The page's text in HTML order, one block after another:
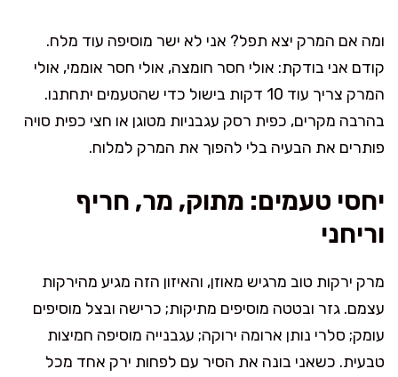
ומה אם המרק יצא תפל? אני לא ישר מוסיפה עוד מלח.
קודם אני בודקת: אולי חסר חומצה, אולי חסר אוממי, אולי
המרק צריך עוד 10 דקות בישול כדי שהטעמים יתחתנו.
בהרבה מקרים, כפית רסק עגבניות מטוגן או חצי כפית סויה
פותרים את הבעיה בלי להפוך את המרק למלוח.
יחסי טעמים: מתוק, מר, חריף
וריחני
מרק ירקות טוב מרגיש מאוזן, והאיזון הזה מגיע מהירקות
עצמם. גזר ובטטה מוסיפים מתיקות; כרישה ובצל מוסיפים
עומק; סלרי נותן ארומה ירוקה; עגבנייה מוסיפה חמיצות
טבעית. כשאני בונה את הסיר עם לפחות ירק אחד מכל